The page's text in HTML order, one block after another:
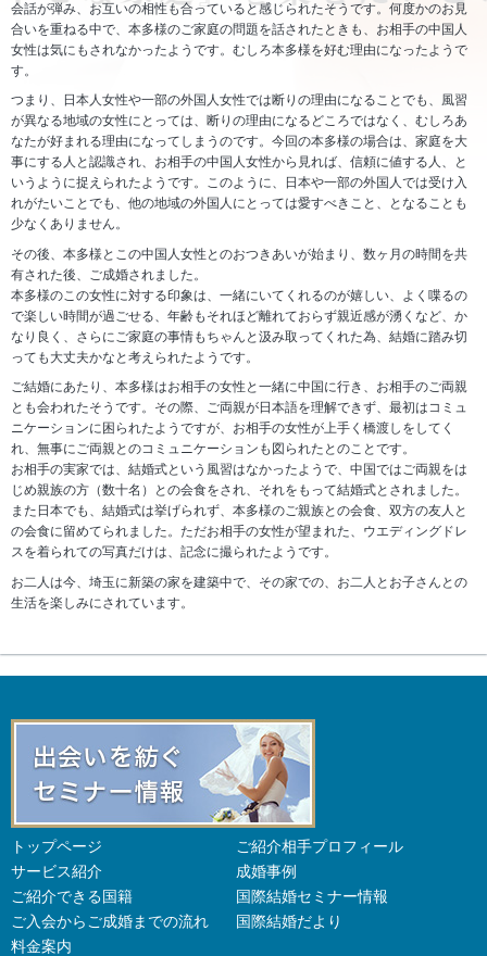
会話が弾み、お互いの相性も合っていると感じられたそうです。何度かのお見
合いを重ねる中で、本多様のご家庭の問題を話されたときも、お相手の中国人
女性は気にもされなかったようです。むしろ本多様を好む理由になったようで
す。
つまり、日本人女性や一部の外国人女性では断りの理由になることでも、風習
が異なる地域の女性にとっては、断りの理由になるどころではなく、むしろあ
なたが好まれる理由になってしまうのです。今回の本多様の場合は、家庭を大
事にする人と認識され、お相手の中国人女性から見れば、信頼に値する人、と
いうように捉えられたようです。このように、日本や一部の外国人では受け入
れがたいことでも、他の地域の外国人にとっては愛すべきこと、となることも
少なくありません。
その後、本多様とこの中国人女性とのおつきあいが始まり、数ヶ月の時間を共
有された後、ご成婚されました。
本多様のこの女性に対する印象は、一緒にいてくれるのが嬉しい、よく喋るの
で楽しい時間が過ごせる、年齢もそれほど離れておらず親近感が湧くなど、か
なり良く、さらにご家庭の事情もちゃんと汲み取ってくれた為、結婚に踏み切
っても大丈夫かなと考えられたようです。
ご結婚にあたり、本多様はお相手の女性と一緒に中国に行き、お相手のご両親
とも会われたそうです。その際、ご両親が日本語を理解できず、最初はコミュ
ニケーションに困られたようですが、お相手の女性が上手く橋渡しをしてく
れ、無事にご両親とのコミュニケーションも図られたとのことです。
お相手の実家では、結婚式という風習はなかったようで、中国ではご両親をは
じめ親族の方（数十名）との会食をされ、それをもって結婚式とされました。
また日本でも、結婚式は挙げられず、本多様のご親族との会食、双方の友人と
の会食に留めてられました。ただお相手の女性が望まれた、ウエディングドレ
スを着られての写真だけは、記念に撮られたようです。
お二人は今、埼玉に新築の家を建築中で、その家での、お二人とお子さんとの
生活を楽しみにされています。
トップページ
サービス紹介
ご紹介できる国籍
ご入会からご成婚までの流れ
料金案内
ご紹介相手プロフィール
成婚事例
国際結婚セミナー情報
国際結婚だより